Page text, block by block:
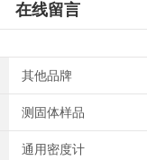
在线留言
其他品牌
测固体样品
通用密度计